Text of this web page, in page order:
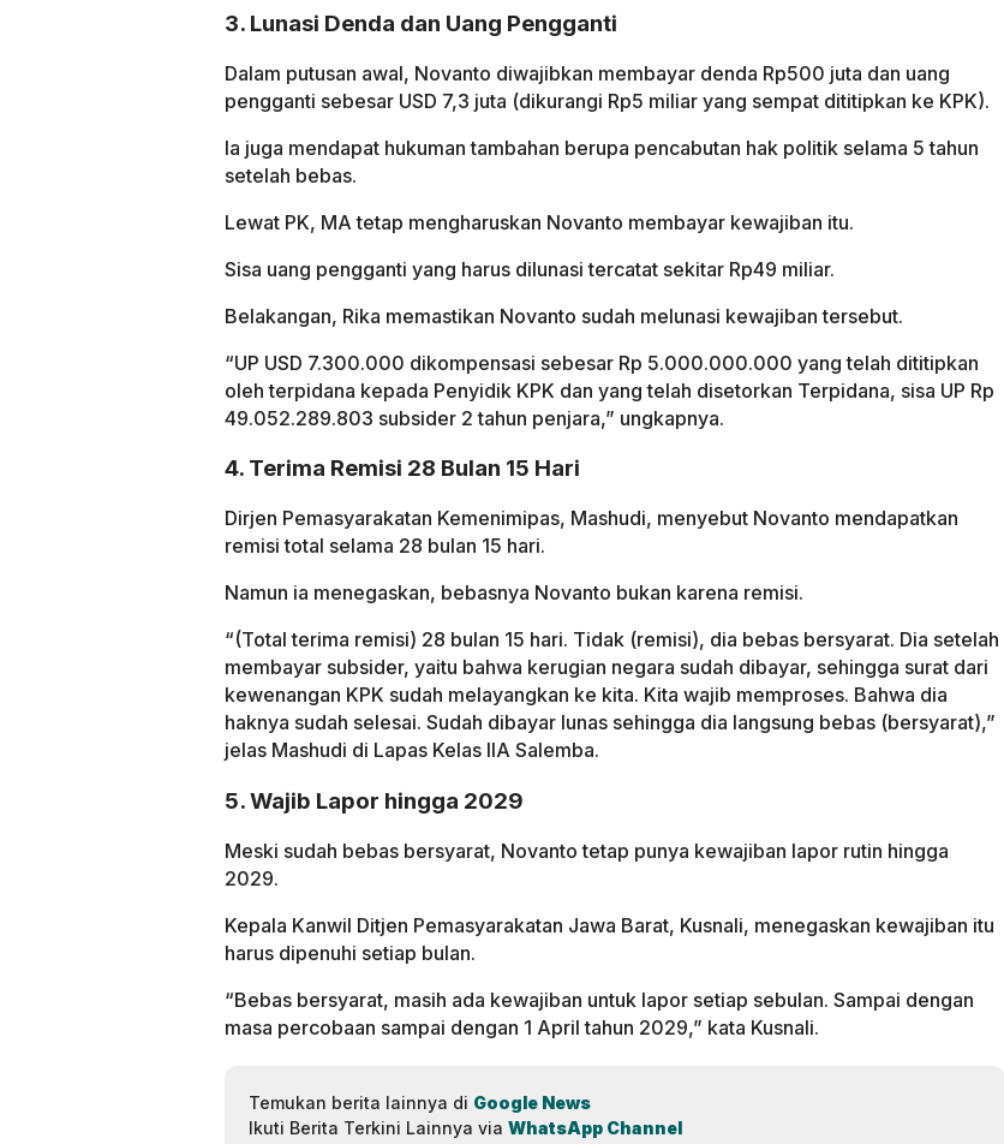
3. Lunasi Denda dan Uang Pengganti
Dalam putusan awal, Novanto diwajibkan membayar denda Rp500 juta dan uang
pengganti sebesar USD 7,3 juta (dikurangi Rp5 miliar yang sempat dititipkan ke KPK).
Ia juga mendapat hukuman tambahan berupa pencabutan hak politik selama 5 tahun
setelah bebas.
Lewat PK, MA tetap mengharuskan Novanto membayar kewajiban itu.
Sisa uang pengganti yang harus dilunasi tercatat sekitar Rp49 miliar.
Belakangan, Rika memastikan Novanto sudah melunasi kewajiban tersebut.
“UP USD 7.300.000 dikompensasi sebesar Rp 5.000.000.000 yang telah dititipkan
oleh terpidana kepada Penyidik KPK dan yang telah disetorkan Terpidana, sisa UP Rp
49.052.289.803 subsider 2 tahun penjara,” ungkapnya.
4. Terima Remisi 28 Bulan 15 Hari
Dirjen Pemasyarakatan Kemenimipas, Mashudi, menyebut Novanto mendapatkan
remisi total selama 28 bulan 15 hari.
Namun ia menegaskan, bebasnya Novanto bukan karena remisi.
“(Total terima remisi) 28 bulan 15 hari. Tidak (remisi), dia bebas bersyarat. Dia setelah
membayar subsider, yaitu bahwa kerugian negara sudah dibayar, sehingga surat dari
kewenangan KPK sudah melayangkan ke kita. Kita wajib memproses. Bahwa dia
haknya sudah selesai. Sudah dibayar lunas sehingga dia langsung bebas (bersyarat),”
jelas Mashudi di Lapas Kelas IIA Salemba.
5. Wajib Lapor hingga 2029
Meski sudah bebas bersyarat, Novanto tetap punya kewajiban lapor rutin hingga
2029.
Kepala Kanwil Ditjen Pemasyarakatan Jawa Barat, Kusnali, menegaskan kewajiban itu
harus dipenuhi setiap bulan.
“Bebas bersyarat, masih ada kewajiban untuk lapor setiap sebulan. Sampai dengan
masa percobaan sampai dengan 1 April tahun 2029,” kata Kusnali.
Temukan berita lainnya di Google News
Ikuti Berita Terkini Lainnya via WhatsApp Channel